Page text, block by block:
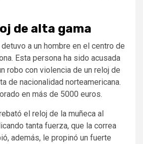
de alta gama
a un hombre en el centro de
Esta persona ha sido acusada
robo con violencia de un reloj de
de nacionalidad norteamericana.
en más de 5000 euros.
el reloj de la muñeca al
tanta fuerza, que la correa
además, le propinó un fuerte